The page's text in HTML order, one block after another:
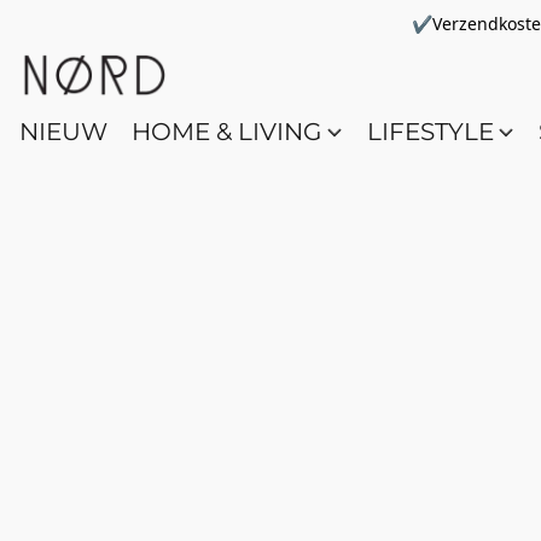
NIEUW HOME & LIVING LIFESTYLE